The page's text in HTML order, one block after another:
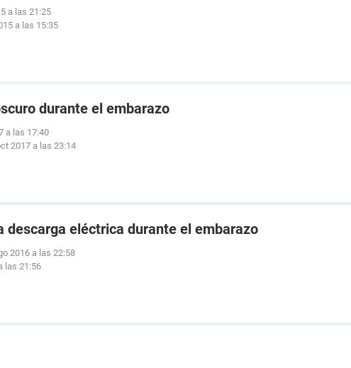
a las 21:25
a las 15:35
durante el embarazo
a las 17:40
2017 a las 23:14
descarga eléctrica durante el embarazo
2016 a las 22:58
las 21:56